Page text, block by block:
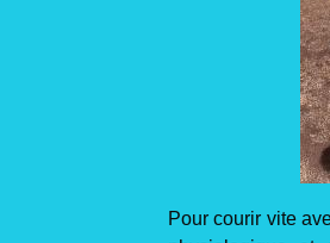
Pour courir vite